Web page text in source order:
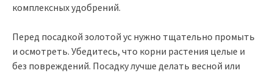
комплексных удобрений.
Перед посадкой золотой ус нужно тщательно промыть
и осмотреть. Убедитесь, что корни растения целые и
без повреждений. Посадку лучше делать весной или